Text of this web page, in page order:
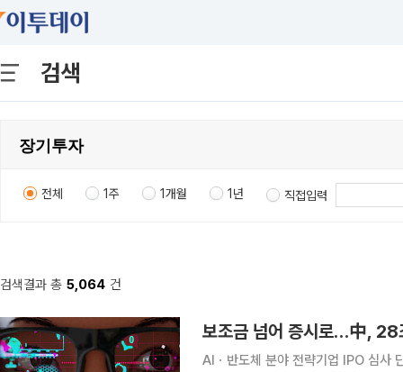
검색
전체 1주 1개월 1년 직접입력
검색결과 총 5,064 건
보조금 넘어 증시로…中, 28
AIㆍ반도체 분야 전략기업 IPO 심사